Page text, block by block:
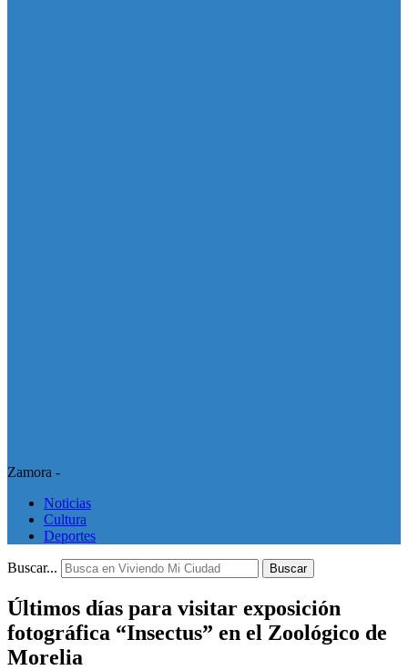
Zamora -
Noticias
Cultura
Deportes
Buscar... Buscar
Últimos días para visitar exposición
fotográfica “Insectus” en el Zoológico de
Morelia